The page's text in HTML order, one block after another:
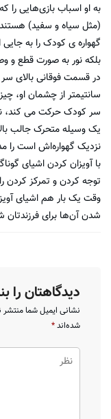
به او اسباب بازی‌هایی
(مثل سیاه و سفید)
گهواره ی کودک را به
بلکه نور به صورت قطع و
سانتیمتر از چشمان او،
سر کودک حرکت می کند،
یک وسیله متحرک جالب
نزدیک گهواره‌اش است را
با آویزان کردن اشیای
توجه کردن و تمرکز کردن
وقت یک بار هم اشیای
شدن آن‌ها برای فرزندتان
دیدگاهتان را
نشانی ایمیل شما
شده‌اند*